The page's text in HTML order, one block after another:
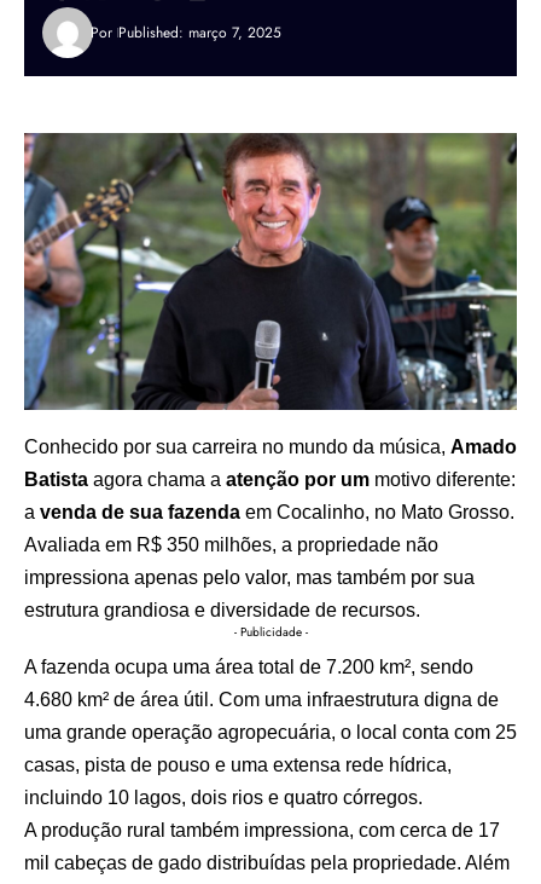
Por Published: março 7, 2025
Conhecido por sua carreira no mundo da música, Amado
Batista agora chama a atenção por um motivo diferente:
a venda de sua fazenda em Cocalinho, no Mato Grosso.
Avaliada em R$ 350 milhões, a propriedade não
impressiona apenas pelo valor, mas também por sua
estrutura grandiosa e diversidade de recursos.
- Publicidade -
A fazenda ocupa uma área total de 7.200 km², sendo
4.680 km² de área útil. Com uma infraestrutura digna de
uma grande operação agropecuária, o local conta com 25
casas, pista de pouso e uma extensa rede hídrica,
incluindo 10 lagos, dois rios e quatro córregos.
A produção rural também impressiona, com cerca de 17
mil cabeças de gado distribuídas pela propriedade. Além